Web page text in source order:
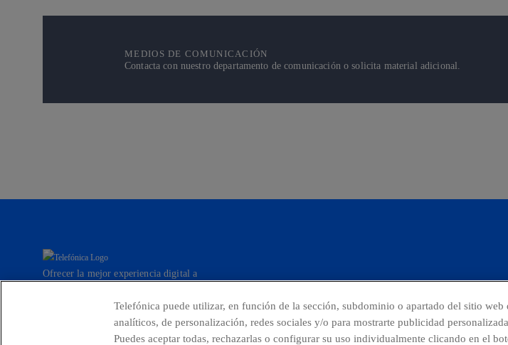
MEDIOS DE COMUNICACIÓN
Contacta con nuestro departamento de comunicación o solicita material adicional.
Ofrecer la mejor experiencia digital a
Telefónica puede utilizar, en función de la sección, subdominio o apartado del sitio
analíticos, de personalización, redes sociales y/o para mostrarte publicidad
Puedes aceptar todas, rechazarlas o configurar su uso individualmente clicando en el